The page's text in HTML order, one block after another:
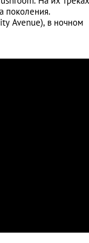
поколения.
Avenue), в ночном